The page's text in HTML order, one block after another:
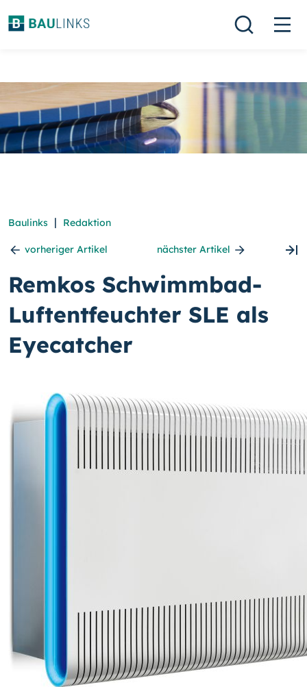
Baulinks | Redaktion
vorheriger Artikel nächster Artikel
Remkos Schwimmbad-
Luftentfeuchter SLE als
Eyecatcher